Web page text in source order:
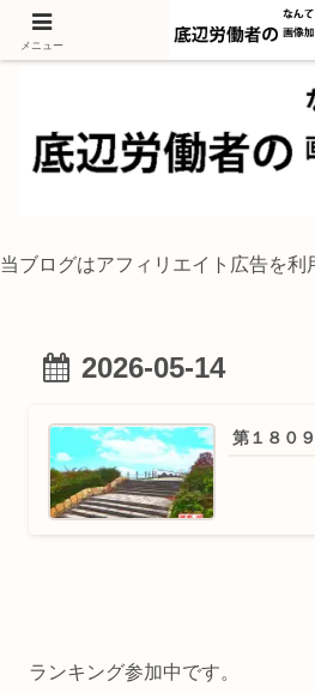
独身底辺おじさんが風景写真をイラ
当ブログはアフィリエイト広告を利
2026-05-14
第１８０
ランキング参加中です。
メニュー